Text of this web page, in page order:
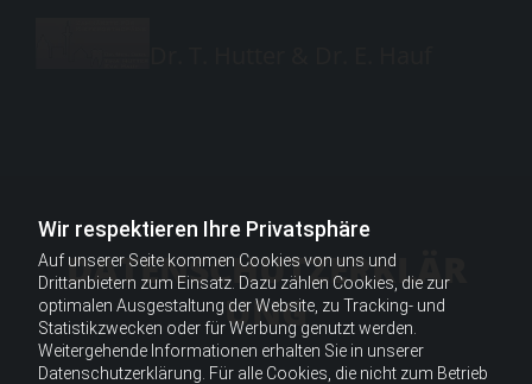
Wir respektieren Ihre Privatsphäre
Auf unserer Seite kommen Cookies von uns und
Drittanbietern zum Einsatz. Dazu zählen Cookies, die zur
optimalen Ausgestaltung der Website, zu Tracking- und
Statistikzwecken oder für Werbung genutzt werden.
Weitergehende Informationen erhalten Sie in unserer
Datenschutzerklärung. Für alle Cookies, die nicht zum Betrieb
DATENSCHUTZERKLÄR
UNG